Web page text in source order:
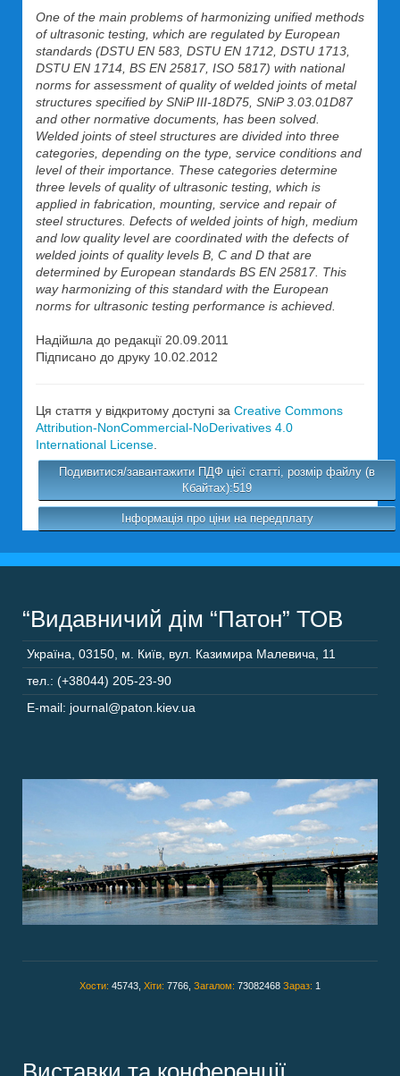
One of the main problems of harmonizing unified methods
of ultrasonic testing, which are regulated by European
standards (DSTU EN 583, DSTU EN 1712, DSTU 1713,
DSTU EN 1714, BS EN 25817, ISO 5817) with national
norms for assessment of quality of welded joints of metal
structures specified by SNiP III-18D75, SNiP 3.03.01D87
and other normative documents, has been solved.
Welded joints of steel structures are divided into three
categories, depending on the type, service conditions and
level of their importance. These categories determine
three levels of quality of ultrasonic testing, which is
applied in fabrication, mounting, service and repair of
steel structures. Defects of welded joints of high, medium
and low quality level are coordinated with the defects of
welded joints of quality levels B, C and D that are
determined by European standards BS EN 25817. This
way harmonizing of this standard with the European
norms for ultrasonic testing performance is achieved.
Надійшла до редакції 20.09.2011
Підписано до друку 10.02.2012
Ця стаття у відкритому доступі за Creative Commons
Attribution-NonCommercial-NoDerivatives 4.0
International License
Подивитися/завантажити ПДФ цієї статті, розмір файлу (в
Кбайтах):519
Інформація про ціни на передплату
“Видавничий дім “Патон” ТОВ
Україна 03150 м. Київ, вул. Казимира Малевича, 11
тел.: (+38044) 205-23-90
E-mail: journal@paton.kiev.ua
Хости: 45743, Хіти: 7766, Загалом: 73082468 Зараз: 1